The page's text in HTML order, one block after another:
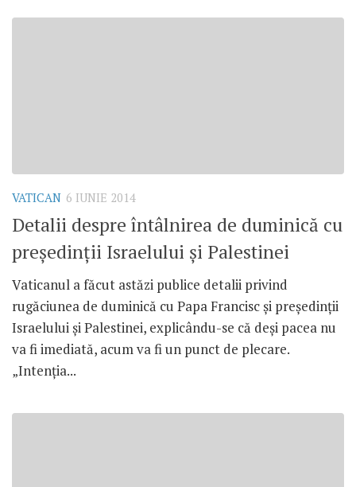
VATICAN 6 IUNIE 2014
Detalii despre întâlnirea de duminică cu
preşedinţii Israelului şi Palestinei
Vaticanul a făcut astăzi publice detalii privind
rugăciunea de duminică cu Papa Francisc şi preşedinţii
Israelului şi Palestinei, explicându-se că deşi pacea nu
va fi imediată, acum va fi un punct de plecare.
„Intenţia...